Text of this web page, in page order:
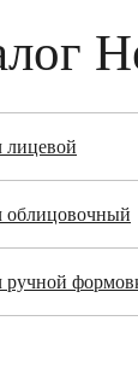
облицовочный